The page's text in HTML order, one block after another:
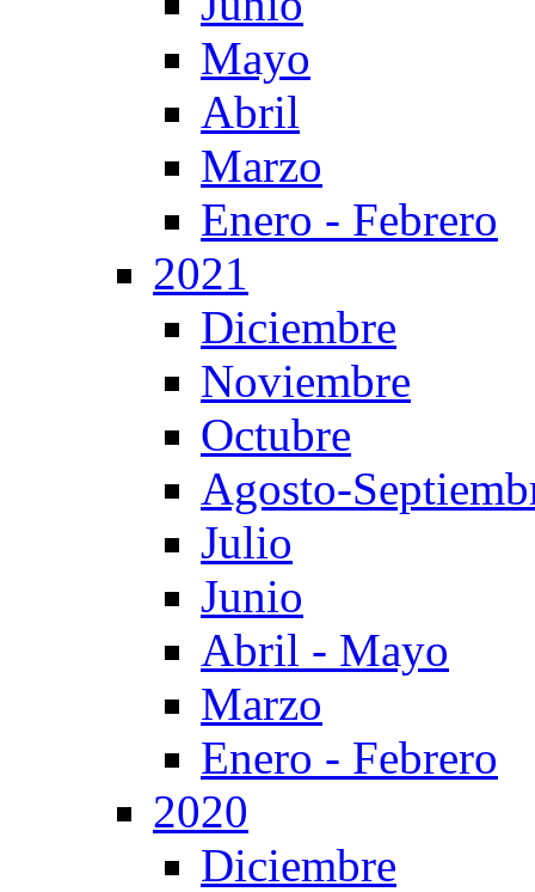
Mayo
Abril
Marzo
Enero - Febrero
2021
Diciembre
Noviembre
Octubre
Agosto-
Julio
Junio
Abril - Mayo
Marzo
Enero - Febrero
2020
Diciembre